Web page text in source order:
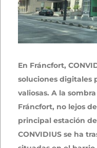
En Fráncfort,
soluciones digitales
valiosas. A la
Fráncfort, no lejos
principal estación
CONVIDIUS se ha